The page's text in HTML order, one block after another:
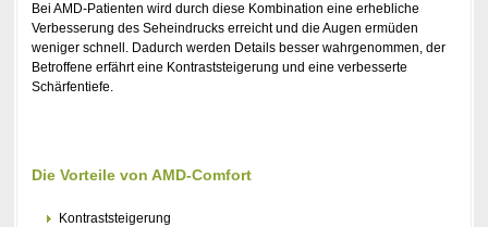
Bei AMD-Patienten wird durch diese Kombination eine erhebliche
Verbesserung des Seheindrucks erreicht und die Augen ermüden
weniger schnell. Dadurch werden Details besser wahrgenommen, der
Betroffene erfährt eine Kontraststeigerung und eine verbesserte
Schärfentiefe.
Die Vorteile von AMD-Comfort
Kontraststeigerung